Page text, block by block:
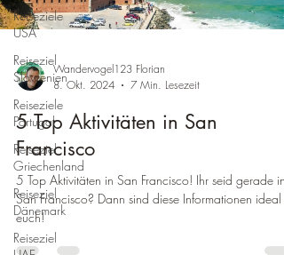
Reiseziele
USA
Reiseziel
Slowenien
Reiseziele
Portugal
Reiseziel
Griechenland
Reiseziel
Dänemark
Reiseziel
Wandervogel123 Florian
8. Okt. 2024
7 Min. Lesezeit
5 Top Aktivitäten in San
Francisco
5 Top Aktivitäten in San Francisco! Ihr seid gerade in
San Francisco? Dann sind diese Informationen ideal
euch!